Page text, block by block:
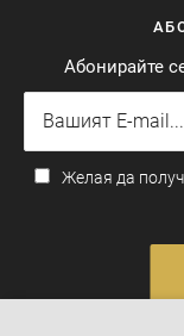
Абонирайте
Желая да